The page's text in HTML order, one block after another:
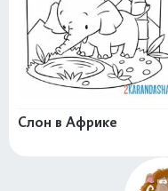
Слон в Африке